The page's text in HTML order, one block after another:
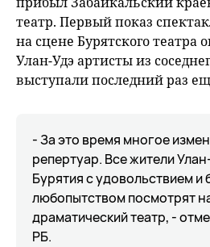
театр. Первый показ
на сцене Бурятского театра
Улан-Удэ артисты из
выступали последний раз
- За это время многое
репертуар. Все жители
Бурятия с удовольствием и
любопытством посмотрят
драматический театр, -
РБ.